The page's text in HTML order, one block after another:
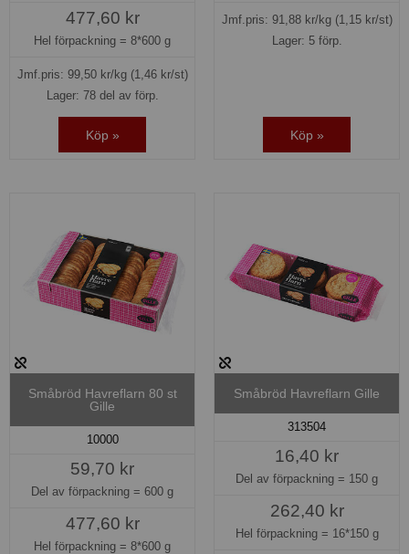
477,60 kr
Hel förpackning = 8*600 g
Jmf.pris: 99,50kr/kg (1,46 kr/st)
Lager: 78 del av förp.
Köp »
Jmf.pris: 91,88kr/kg (1,15 kr/st)
Lager: 5 förp.
Köp »
Småbröd Havreflarn 80 st
Gille
10000
59,70 kr
Del av förpackning = 600 g
477,60 kr
Hel förpackning = 8*600 g
Småbröd Havreflarn Gille
313504
16,40 kr
Del av förpackning = 150 g
262,40 kr
Hel förpackning = 16*150 g